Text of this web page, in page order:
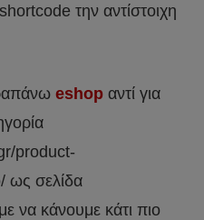
την αντίστοιχη
eshop αντί για
product-
ως σελίδα
να κάνουμε κάτι πιο